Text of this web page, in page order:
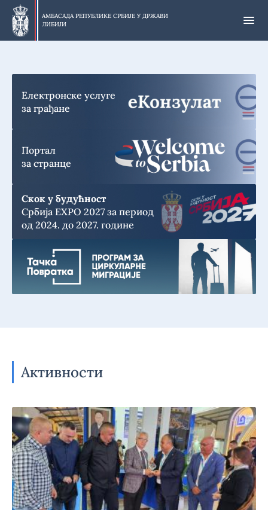
Прескочи
главни
део
АМБАСАДА РЕПУБЛИКЕ СРБИЈЕ У ДРЖАВИ
ЛИБИЈИ
Електронске услуге
за грађане
Портал
за странце
Скок у будућност
Србија EXPO 2027 за период
од 2024. до 2027. године
Активности